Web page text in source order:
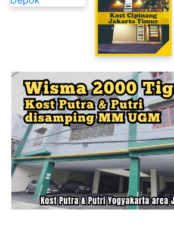
Kost Cipinang Jakarta Timur